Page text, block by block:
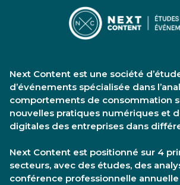
Next Content est une société
d’événements spécialisée dans
comportements de consommation
nouvelles pratiques numériques et
digitales des entreprises dans
Next Content est positionné sur 4
secteurs, avec des études, des
conférence professionnelle